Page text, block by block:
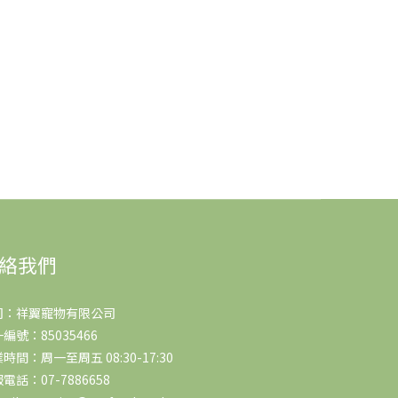
我們
：祥翼寵物有限公司
編號：85035466
時間：周一至周五 08:30-17:30
電話：07-7886658